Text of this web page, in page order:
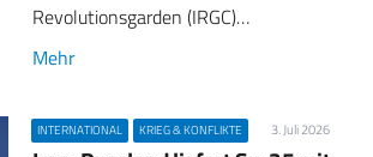
Revolutionsgarden (IRGC)…
Mehr
INTERNATIONAL KRIEG & KONFLIKTE 3. Juli 2026